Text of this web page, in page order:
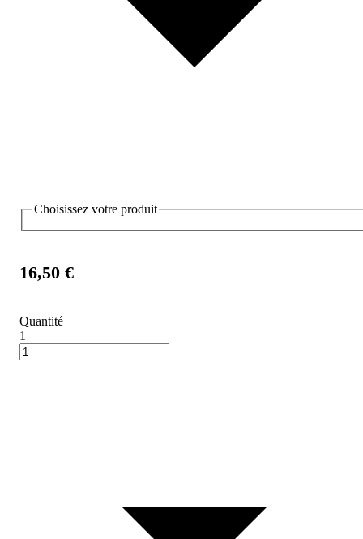
Choisissez votre produit
16,50 €
Quantité
1